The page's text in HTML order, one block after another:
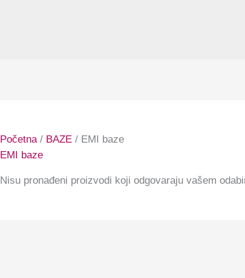
Početna/ BAZE / EMI baze
EMI baze
Nisu pronađeni proizvodi koji odgovaraju vašem